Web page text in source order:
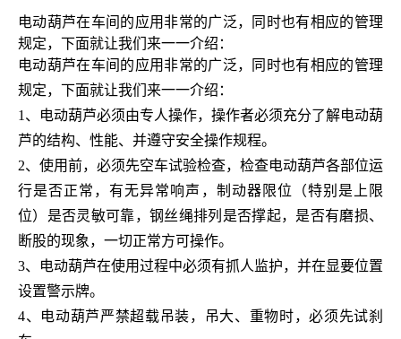
电动葫芦在车间的应用非常的广泛，同时也有相应的管理
规定，下面就让我们来一一介绍：
电动葫芦在车间的应用非常的广泛，同时也有相应的管理
规定，下面就让我们来一一介绍：
1、电动葫芦必须由专人操作，操作者必须充分了解电动葫
芦的结构、性能、并遵守安全操作规程。
2、使用前，必须先空车试验检查，检查电动葫芦各部位运
行是否正常，有无异常响声，制动器限位（特别是上限
位）是否灵敏可靠，钢丝绳排列是否撑起，是否有磨损、
断股的现象，一切正常方可操作。
3、电动葫芦在使用过程中必须有抓人监护，并在显要位置
设置警示牌。
4、电动葫芦严禁超载吊装，吊大、重物时，必须先试刹